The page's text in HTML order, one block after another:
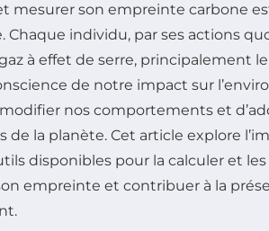
mesurer son empreinte carbone
Chaque individu, par ses actions
à effet de serre, principalement
de notre impact sur
nos comportements et
de la planète. Cet article explore
disponibles pour la calculer et
empreinte et contribuer à la